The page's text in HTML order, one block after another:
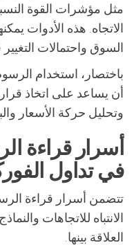
مثل مؤشرات القوة
الاتجاه. هذه الأدوات
السوق واحتمالات التغيير
باختصار، استخدام
أن يساعد على اتخاذ
وتحليل حركة الأسعار
أسرار قراءة
في تداول
تتضمن أسرار قراءة
الانتباه للاتجاهات
العلاقة بينها.